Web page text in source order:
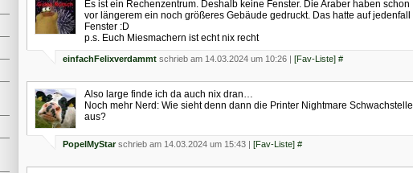
Es ist ein Rechenzentrum. Deshalb keine Fenster. Die Araber haben schon
vor längerem ein noch größeres Gebäude gedruckt. Das hatte auf jedenfall
Fenster :D
p.s. Euch Miesmachern ist echt nix recht
einfachFelixverdammt schrieb am 14.03.2024 um 10:26 | [Fav-Liste] #
Also large finde ich da auch nix dran…
Noch mehr Nerd: Wie sieht denn dann die Printer Nightmare Schwachstelle
aus?
PopelMyStarschrieb am 14.03.2024 um 15:43 | [Fav-Liste] #